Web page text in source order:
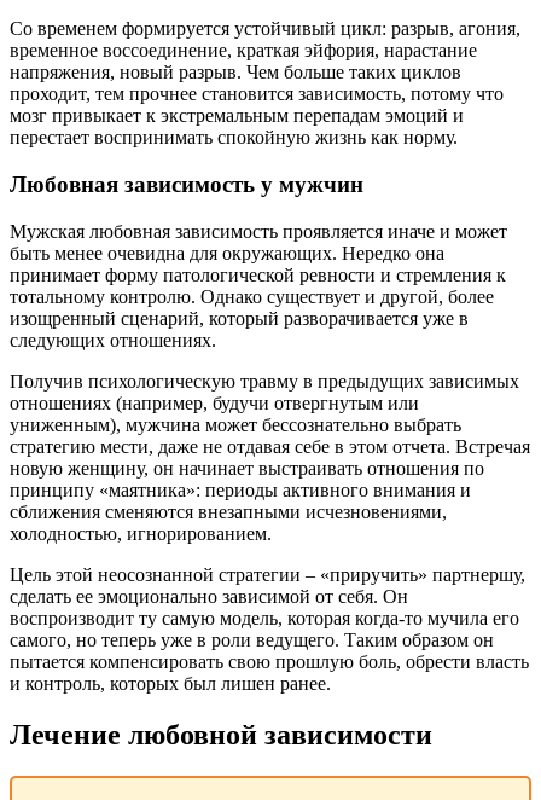
Со временем формируется устойчивый цикл: разрыв, агония,
временное воссоединение, краткая эйфория, нарастание
напряжения, новый разрыв. Чем больше таких циклов
проходит, тем прочнее становится зависимость, потому что
мозг привыкает к экстремальным перепадам эмоций и
перестает воспринимать спокойную жизнь как норму.
Любовная зависимость у мужчин
Мужская любовная зависимость проявляется иначе и может
быть менее очевидна для окружающих. Нередко она
принимает форму патологической ревности и стремления к
тотальному контролю. Однако существует и другой, более
изощренный сценарий, который разворачивается уже в
следующих отношениях.
Получив психологическую травму в предыдущих зависимых
отношениях (например, будучи отвергнутым или
униженным), мужчина может бессознательно выбрать
стратегию мести, даже не отдавая себе в этом отчета. Встречая
новую женщину, он начинает выстраивать отношения по
принципу «маятника»: периоды активного внимания и
сближения сменяются внезапными исчезновениями,
холодностью, игнорированием.
Цель этой неосознанной стратегии – «приручить» партнершу,
сделать ее эмоционально зависимой от себя. Он
воспроизводит ту самую модель, которая когда-то мучила его
самого, но теперь уже в роли ведущего. Таким образом он
пытается компенсировать свою прошлую боль, обрести власть
и контроль, которых был лишен ранее.
Лечение любовной зависимости